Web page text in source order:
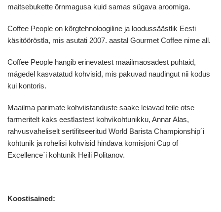
maitsebukette õrnmagusa kuid samas sügava aroomiga.
Coffee People on kõrgtehnoloogiline ja loodussäästlik Eesti
käsitööröstla, mis asutati 2007. aastal Gourmet Coffee nime all.
Coffee People hangib erinevatest maailmaosadest puhtaid,
mägedel kasvatatud kohvisid, mis pakuvad naudingut nii kodus
kui kontoris.
Maailma parimate kohviistanduste saake leiavad teile otse
farmeritelt kaks eestlastest kohvikohtunikku, Annar Alas,
rahvusvaheliselt sertifitseeritud World Barista Championship´i
kohtunik ja rohelisi kohvisid hindava komisjoni Cup of
Excellence´i kohtunik Heili Politanov.
Koostisained: